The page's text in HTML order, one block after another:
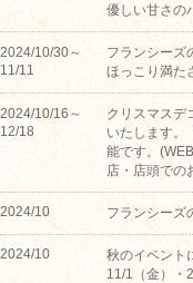
優しい甘さの
2024/10/30～
11/11
フランシーズ
ほっこり満た
2024/10/16～
12/18
クリスマスデ
いたします。
能です。
店・店頭での
2024/10 フランシーズ
2024/10
秋のイベント
11/1（金）・